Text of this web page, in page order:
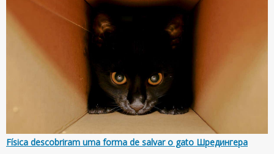
Física descobriram uma forma de salvar o gato Шредингера